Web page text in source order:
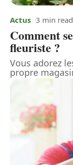
Actus 3 min read
Comment
fleuriste ?
Vous adorez
propre